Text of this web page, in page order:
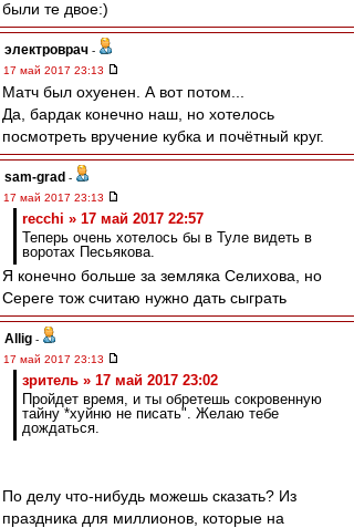
были те двое:)
электроврач -
17 май 2017 23:13
Матч был охуенен. А вот потом...
Да, бардак конечно наш, но хотелось
посмотреть вручение кубка и почётный круг.
sam-grad -
17 май 2017 23:13
recchi » 17 май 2017 22:57
Теперь очень хотелось бы в Туле видеть в
воротах Песьякова.
Я конечно больше за земляка Селихова, но
Сереге тож считаю нужно дать сыграть
Allig -
17 май 2017 23:13
зpитель » 17 май 2017 23:02
Пройдет время, и ты обретешь сокровенную
тайну *хуйню не писать". Желаю тебе
дождаться.
По делу что-нибудь можешь сказать? Из
праздника для миллионов, которые на